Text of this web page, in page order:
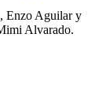
Enzo Aguilar y
Alvarado.